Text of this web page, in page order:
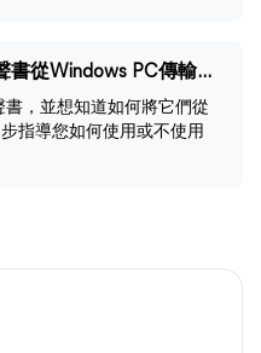
如何使用/不使用iTunes將有聲書從Windows PC傳輸到iPhone？
，並想知道如何將它們從
指導您如何使用或不使用